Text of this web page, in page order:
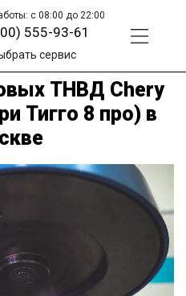
с 08:00 до 22:00
555-93-61
сервис
ТНВД Chery
Тигго 8 про) в